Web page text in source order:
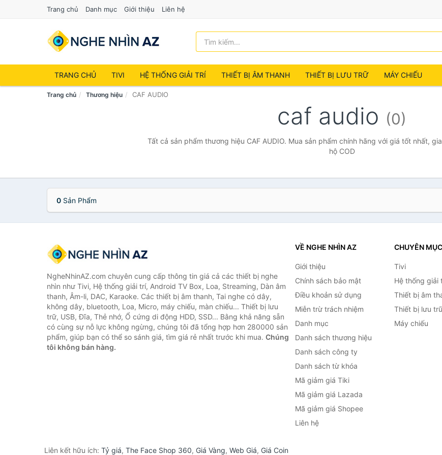
Trang chủ Danh mục Giới thiệu Liên hệ
TRANG CHỦ TIVI HỆ THỐNG GIẢI TRÍ THIẾT BỊ ÂM THANH THIẾT BỊ LƯU TRỮ MÁY CHIẾU
Trang chủ Thương hiệu CAF AUDIO
caf audio (0)
Tất cả sản phẩm thương hiệu CAF AUDIO. Mua sản phẩm chính hãng với giá tốt nhất,
hộ COD
0 Sản Phẩm
NgheNhinAZ.com chuyên cung cấp thông tin giá cả các thiết bị nghe
nhìn như Tivi, Hệ thống giải trí, Android TV Box, Loa, Streaming, Dàn âm
thanh, Âm-li, DAC, Karaoke. Các thiết bị âm thanh, Tai nghe có dây,
không dây, bluetooth, Loa, Micro, máy chiếu, màn chiếu... Thiết bị lưu
trữ, USB, Đĩa, Thẻ nhớ, Ổ cứng di động HDD, SSD... Bằng khả năng sẵn
có cùng sự nỗ lực không ngừng, chúng tôi đã tổng hợp hơn 280000 sản
phẩm, giúp bạn có thể so sánh giá, tìm giá rẻ nhất trước khi mua. Chúng
tôi không bán hàng.
VỀ NGHE NHÌN AZ
Giới thiệu
Chính sách bảo mật
Điều khoản sử dụng
Miễn trừ trách nhiệm
Danh mục
Danh sách thương hiệu
Danh sách công ty
Danh sách từ khóa
Mã giảm giá Tiki
Mã giảm giá Lazada
Mã giảm giá Shopee
Liên hệ
CHUYÊN MỤC
Tivi
Hệ thống giải
Thiết bị âm
Thiết bị lưu
Máy chiếu
Liên kết hữu ích: Tỷ giá, The Face Shop 360, Giá Vàng, Web Giá, Giá Coin